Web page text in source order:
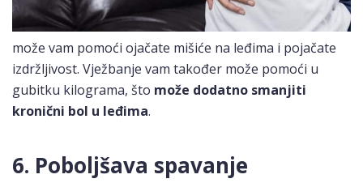
može vam pomoći ojačate mišiće na leđima i pojačate
izdržljivost. Vježbanje vam također može pomoći u
gubitku kilograma, što može dodatno smanjiti
kronični bol u leđima.
6. Poboljšava spavanje